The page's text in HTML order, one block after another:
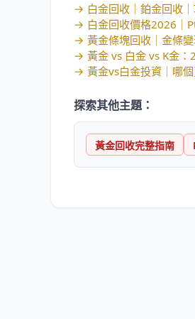
→ 白金回收｜鉑金回收
→ 白金回收價格2026｜
→ 黃金條塊回收｜金條
→ 黃金 vs 白金 vs K金
→ 黃金vs白金投資｜哪
探索其他主題：
黃金回收完整指南